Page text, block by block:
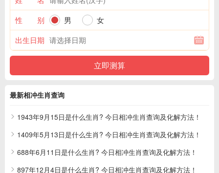
性 别
男
女
出生日期
最新相冲生肖查询
1943年9月15日是什么生肖? 今日相冲生肖查询及化解方法！
1409年5月13日是什么生肖? 今日相冲生肖查询及化解方法！
688年6月11日是什么生肖? 今日相冲生肖查询及化解方法！
897年12月4日是什么生肖? 今日相冲生肖查询及化解方法！